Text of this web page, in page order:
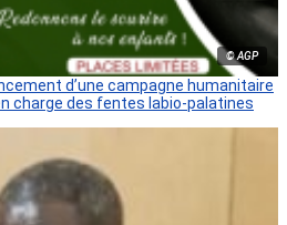
© AGP
d’une campagne humanitaire
charge des fentes labio-palatines